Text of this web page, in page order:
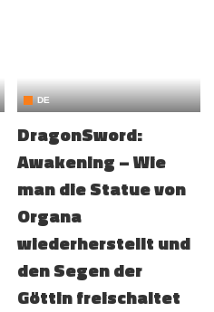
DE
DragonSword:
Awakening – Wie
man die Statue von
Organa
wiederherstellt und
den Segen der
Göttin freischaltet